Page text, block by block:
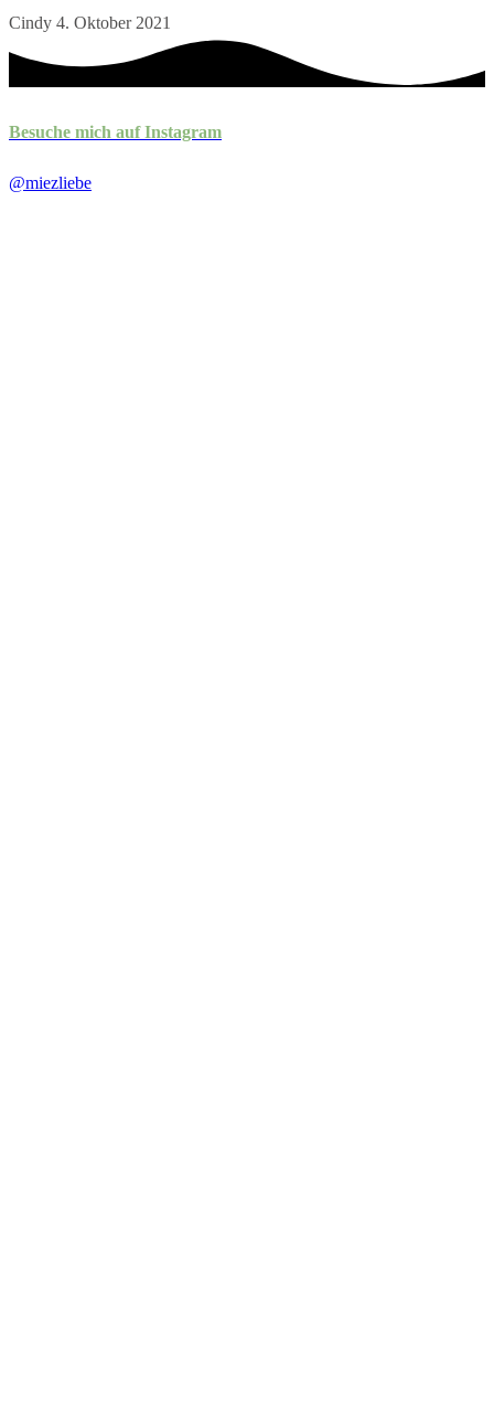
Cindy 4. Oktober 2021
Besuche mich auf Instagram
@miezliebe